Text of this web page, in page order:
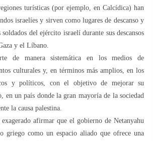
turísticas (por ejemplo, en Calcídica) han
israelíes y sirven como lugares de descanso y
del ejército israelí durante sus descansos
y el Líbano.
de manera sistemática en los medios de
culturales y, en términos más amplios, en los
y políticos, con el objetivo de mejorar su
en un país donde la gran mayoría de la sociedad
la causa palestina.
afirmar que el gobierno de Netanyahu
griego como un espacio aliado que ofrece una